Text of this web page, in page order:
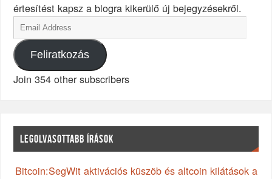
értesítést kapsz a blogra kikerülő új bejegyzésekről.
Feliratkozás
Join 354 other subscribers
LEGOLVASOTTABB ÍRÁSOK
Bitcoin:SegWit aktivációs küszöb és altcoin kilátások a